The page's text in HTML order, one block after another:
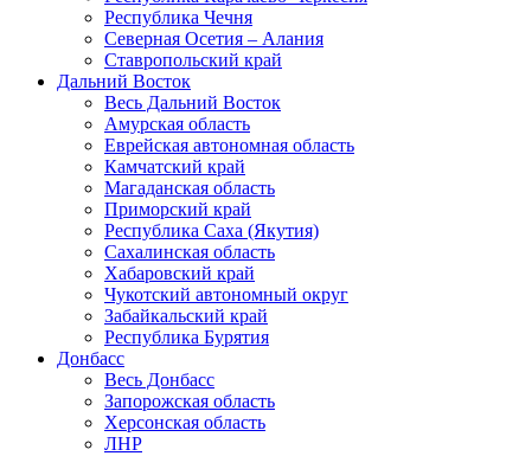
Республика Чечня
Северная Осетия – Алания
Ставропольский край
Дальний Восток
Весь Дальний Восток
Амурская область
Еврейская автономная область
Камчатский край
Магаданская область
Приморский край
Республика Саха (Якутия)
Сахалинская область
Хабаровский край
Чукотский автономный округ
Забайкальский край
Республика Бурятия
Донбасс
Весь Донбасс
Запорожская область
Херсонская область
ЛНР